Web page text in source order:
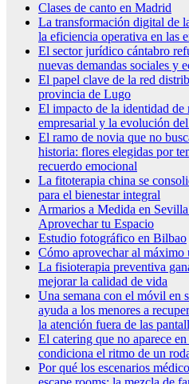
Clases de canto en Madrid
La transformación digital de
la eficiencia operativa en las
El sector jurídico cántabro
nuevas demandas sociales y
El papel clave de la red
provincia de Lugo
El impacto de la identidad de
empresarial y la evolución
El ramo de novia que no
historia: flores elegidas por
recuerdo emocional
La fitoterapia china se
para el bienestar integral
Armarios a Medida en
Aprovechar tu Espacio
Estudio fotográfico en Bilbao
Cómo aprovechar al máximo
La fisioterapia preventiva
mejorar la calidad de vida
Una semana con el móvil en
ayuda a los menores a
la atención fuera de las
El catering que no aparece
condiciona el ritmo de un
Por qué los escenarios